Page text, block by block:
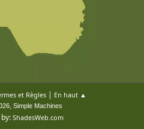
et Règles| En haut ▲
, Simple Machines
ShadesWeb.com